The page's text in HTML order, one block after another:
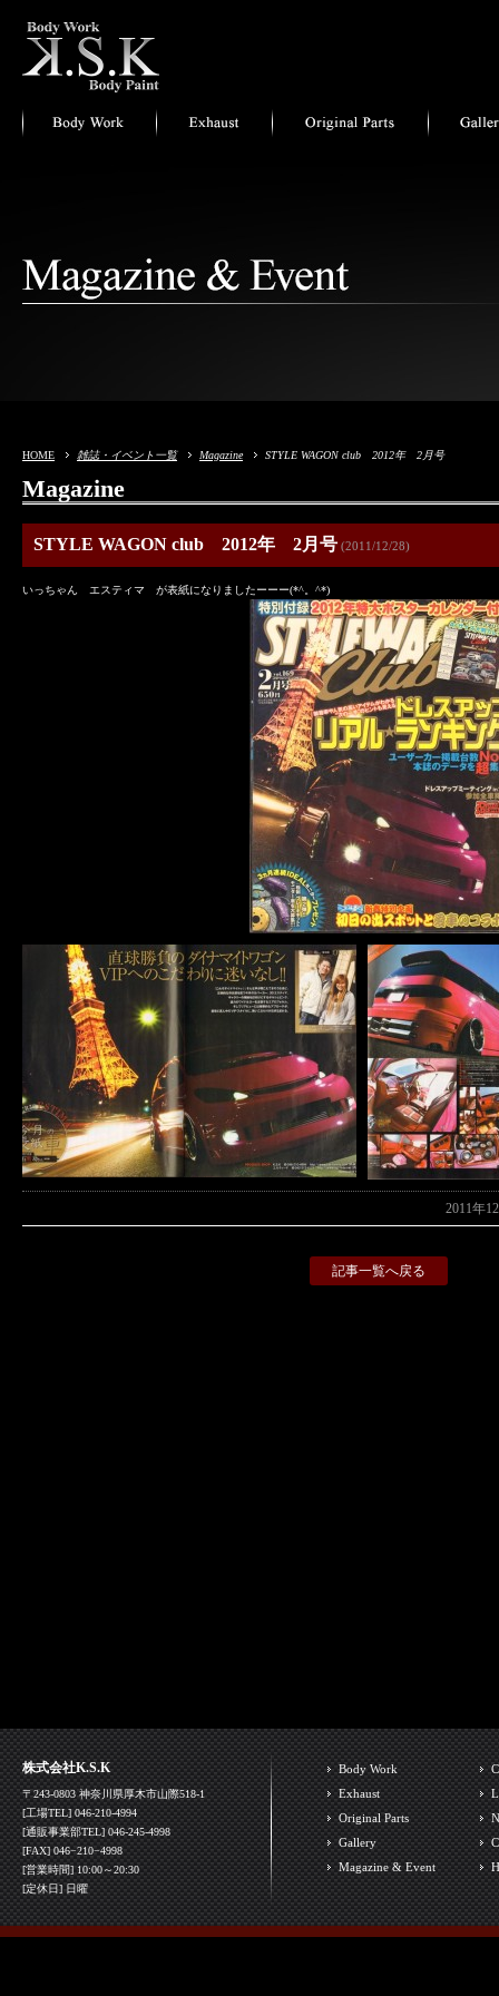
HOME 雑誌・イベント一覧 Magazine STYLE WAGON club 2012年 2月号
Magazine
STYLE WAGON club 2012年 2月号 (2011/12/28)
いっちゃん エスティマ が表紙になりましたーーー(*^。^*)
2011年
記事一覧へ戻る
株式会社K.S.K
〒243-0803 神奈川県厚木市山際518-1
[工場TEL] 046-210-4994
[通販事業部TEL] 046-245-4998
[FAX] 046−210−4998
[営業時間] 10:00～20:30
[定休日] 日曜
Body Work
Exhaust
Original Parts
Gallery
Magazine & Event